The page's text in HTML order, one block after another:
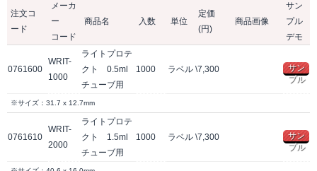
注文コ
ード
メーカ
ー
コード
商品名 入数 単位
定価
(円)
商品画像
サン
プル
デモ
0761600
WRIT-
1000
ライトプロテ
クト 0.5ml
チューブ用
1000 ラベル \7,300
サン
プル
※サイズ：31.7 x 12.7mm
0761610
WRIT-
2000
ライトプロテ
クト 1.5ml
チューブ用
1000 ラベル \7,300
サン
プル